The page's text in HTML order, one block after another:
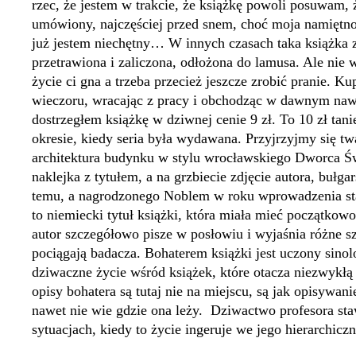
rzec, że jestem w trakcie, że książkę powoli posuwam,
umówiony, najczęściej przed snem, choć moja
już jestem niechętny… W innych czasach taka książka
przetrawiona i zaliczona, odłożona do lamusa. Ale nie
życie ci gna a trzeba przecież jeszcze zrobić pranie.
wieczoru, wracając z pracy i obchodząc w dawnym
dostrzegłem książkę w dziwnej cenie 9 zł. To 10 zł
okresie, kiedy seria była wydawana. Przyjrzyjmy się
architektura budynku w stylu wrocławskiego Dworca
naklejka z tytułem, a na grzbiecie zdjęcie autora,
temu, a nagrodzonego Noblem w roku wprowadzenia
to niemiecki tytuł książki, która miała mieć
autor szczegółowo pisze w posłowiu i wyjaśnia różne
pociągają badacza. Bohaterem książki jest uczony
dziwaczne życie wśród książek, które otacza
opisy bohatera są tutaj nie na miejscu, są jak
nawet nie wie gdzie ona leży. Dziwactwo profesora
sytuacjach, kiedy to życie ingeruje we jego